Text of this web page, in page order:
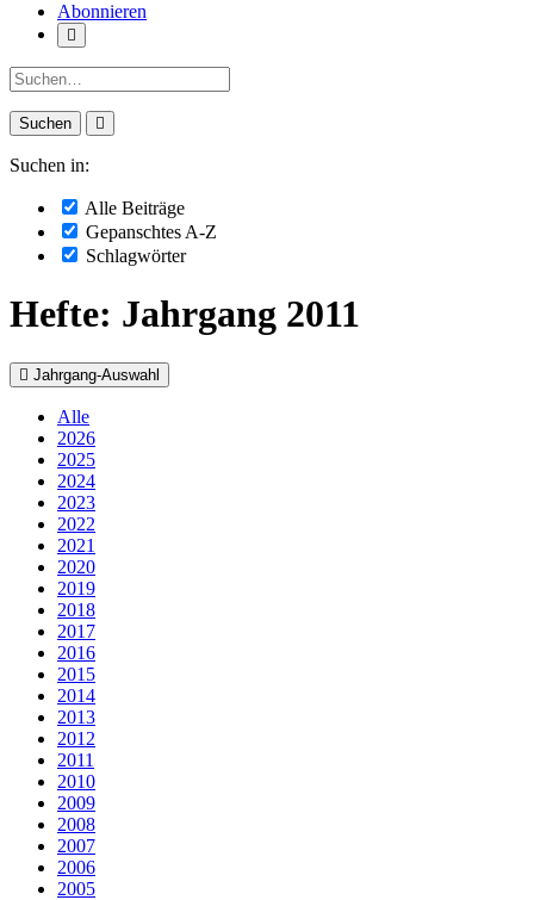
Abonnieren
Suche:
Suchen in:
Alle Beiträge
Gepanschtes A-Z
Schlagwörter
Hefte: Jahrgang 2011
Jahrgang-Auswahl
Alle
2026
2025
2024
2023
2022
2021
2020
2019
2018
2017
2016
2015
2014
2013
2012
2011
2010
2009
2008
2007
2006
2005